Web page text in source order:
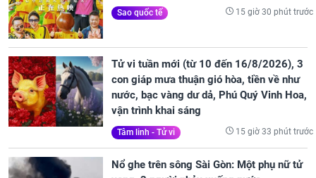
Sao quốc tế 15 giờ 30 phút trước
Tử vi tuần mới (từ 10 đến 16/8/2026), 3
con giáp mưa thuận gió hòa, tiền về như
nước, bạc vàng dư dả, Phú Quý Vinh Hoa,
vận trình khai sáng
Tâm linh - Tử vi 15 giờ 33 phút trước
Nổ ghe trên sông Sài Gòn: Một phụ nữ tử